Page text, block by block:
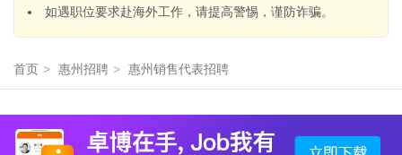
如遇职位要求赴海外工作，请提高警惕，谨防诈骗。
首页 > 惠州招聘 > 惠州销售代表招聘